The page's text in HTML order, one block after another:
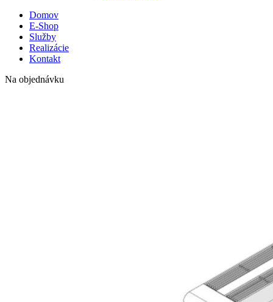
Domov
E-Shop
Služby
Realizácie
Kontakt
Na objednávku